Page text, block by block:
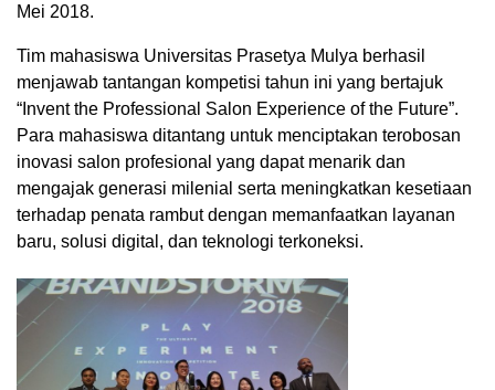
Mei 2018.
Tim mahasiswa Universitas Prasetya Mulya berhasil
menjawab tantangan kompetisi tahun ini yang bertajuk
“Invent the Professional Salon Experience of the Future”.
Para mahasiswa ditantang untuk menciptakan terobosan
inovasi salon profesional yang dapat menarik dan
mengajak generasi milenial serta meningkatkan kesetiaan
terhadap penata rambut dengan memanfaatkan layanan
baru, solusi digital, dan teknologi terkoneksi.